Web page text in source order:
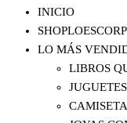
INICIO
LO MÁS
LIBROS